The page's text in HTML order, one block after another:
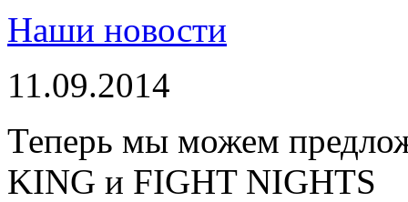
Наши новости
11.09.2014
Теперь мы можем
KING и FIGHT NIGHTS